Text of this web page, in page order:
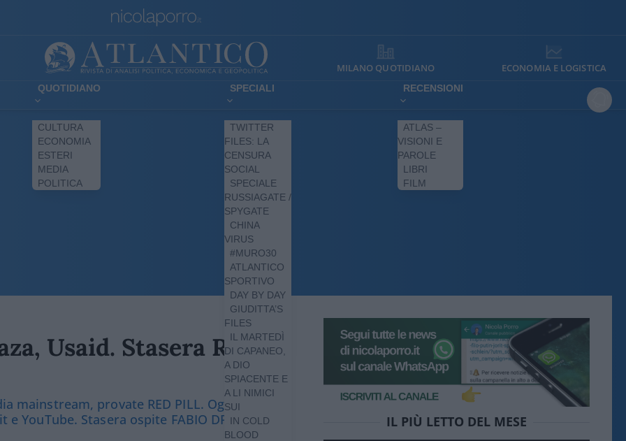
MILANO QUOTIDIANO ECONOMIA E LOGISTICA
QUOTIDIANO
CULTURA
ECONOMIA
ESTERI
MEDIA
POLITICA
SPECIALI
TWITTER
FILES: LA
CENSURA
SOCIAL
SPECIALE
RUSSIAGATE /
SPYGATE
CHINA
VIRUS
#MURO30
ATLANTICO
SPORTIVO
DAY BY DAY
GIUDITTA’S
FILES
IL MARTEDÌ
DI CAPANEO,
A DIO
SPIACENTE E
A LI NIMICI
SUI
IN COLD
BLOOD
RECENSIONI
ATLAS –
VISIONI E
PAROLE
LIBRI
FILM
Usaid. Stasera Red
mainstream, provate RED PILL. Ogni giovedì
YouTube. Stasera ospite FABIO DRAGONI
IL PIÙ LETTO DEL MESE